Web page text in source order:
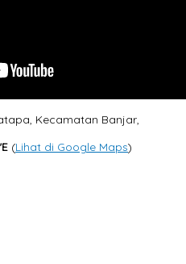
Kecamatan Banjar,
(Lihat di Google Maps)